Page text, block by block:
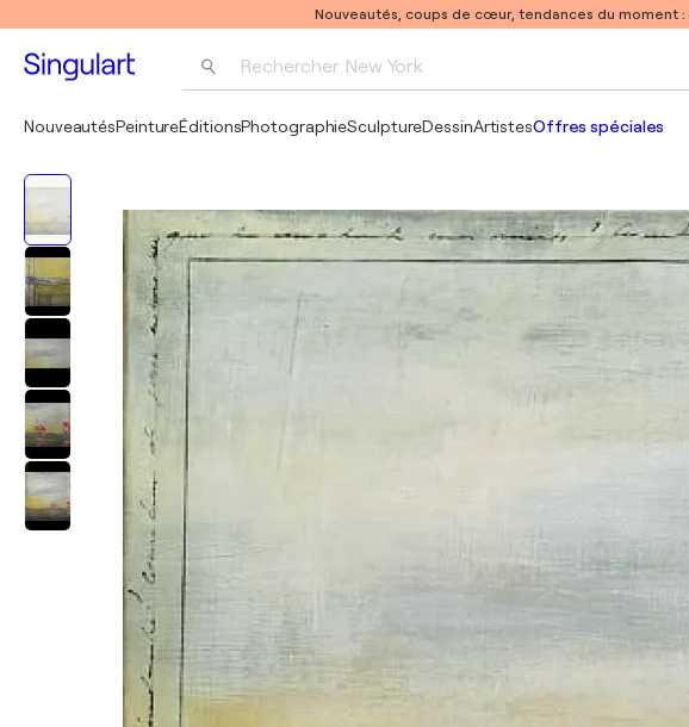
Nouveautés, coups de cœur, tendances du moment :
Rechercher New York
Pablo Picasso
NouveautésPeintureÉditionsPhotographieSculptureDessinArtistesOffres spéciales